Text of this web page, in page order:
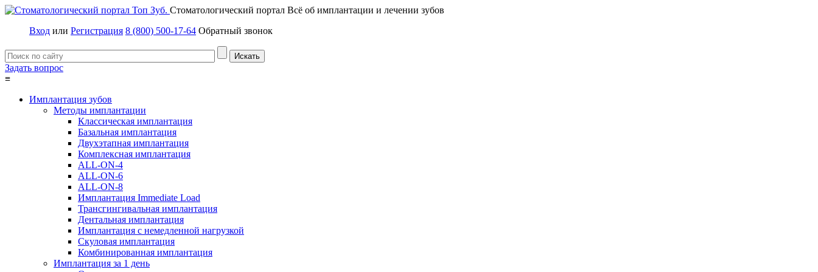
Стоматологический портал Всё об имплантации и лечении зубов
Вход или Регистрация 8 (800) 500-17-64 Обратный звонок
Задать вопрос
≡
Имплантация зубов
Методы имплантации
Классическая имплантация
Базальная имплантация
Двухэтапная имплантация
Комплексная имплантация
ALL-ON-4
ALL-ON-6
ALL-ON-8
Имплантация Immediate Load
Трансгингивальная имплантация
Дентальная имплантация
Имплантация с немедленной нагрузкой
Скуловая имплантация
Комбинированная имплантация
Имплантация за 1 день